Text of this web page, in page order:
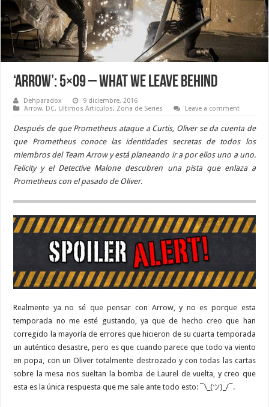
‘Arrow’: 5×09 – What We Leave Behind
Dehparadox
9 diciembre, 2016
Arrow, DC, Ultimos Articulos, Zona de Series Leave a comment
Después de que Prometheus ataque a Curtis, Oliver se da cuenta de
que Prometheus conoce las identidades secretas de todos los
miembros del Team Arrow y está planeando ir a por ellos uno a uno.
Felicity y el Detective Malone descubren una pista que enlaza a
Prometheus con el pasado de Oliver.
Realmente ya no sé que pensar con Arrow, y no es porque esta
temporada no me esté gustando, ya que de hecho creo que han
corregido la mayoría de errores que hicieron de su cuarta temporada
un auténtico desastre, pero es que cuando parece que todo va viento
en popa, con un Oliver totalmente destrozado y con todas las cartas
sobre la mesa nos sueltan la bomba de Laurel de vuelta, y creo que
esta es la única respuesta que me sale ante todo esto: ¯\_(ツ)_/¯.